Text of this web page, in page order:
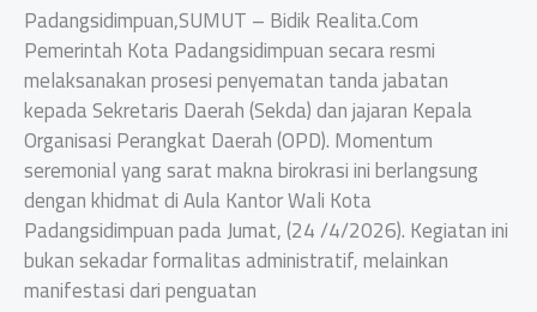
Padangsidimpuan,SUMUT – Bidik Realita.Com
Pemerintah Kota Padangsidimpuan secara resmi
melaksanakan prosesi penyematan tanda jabatan
kepada Sekretaris Daerah (Sekda) dan jajaran Kepala
Organisasi Perangkat Daerah (OPD). Momentum
seremonial yang sarat makna birokrasi ini berlangsung
dengan khidmat di Aula Kantor Wali Kota
Padangsidimpuan pada Jumat, (24 /4/2026). Kegiatan ini
bukan sekadar formalitas administratif, melainkan
manifestasi dari penguatan